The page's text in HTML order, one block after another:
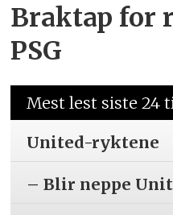
Braktap for
PSG
Mest lest siste 24
United-ryktene
– Blir neppe